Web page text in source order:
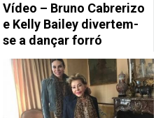
Vídeo – Bruno Cabrerizo
e Kelly Bailey divertem-
se a dançar forró